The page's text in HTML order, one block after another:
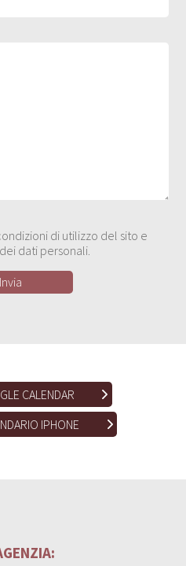
di utilizzo del sito e
dati personali.
CALENDAR
IPHONE